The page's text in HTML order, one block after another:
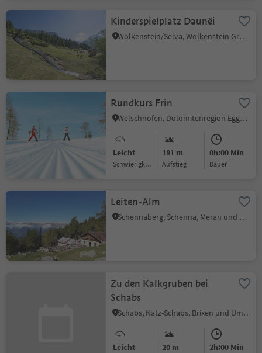
Kinderspielplatz Daunëi
Wolkenstein/Sëlva, Wolkenstein Gröden, Dolomitenregion Gröden
Rundkurs Frin
Welschnofen, Dolomitenregion Eggental
Leicht
Schwierigkeitsgrad
181 m
Aufstieg
0h:00 Min
Dauer
Leiten-Alm
Schennaberg, Schenna, Meran und Umgebung
Zu den Kalkgruben bei
Schabs
Schabs, Natz-Schabs, Brixen und Umgebung
Leicht 20 m 2h:00 Min